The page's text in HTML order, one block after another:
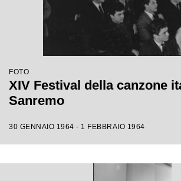
FOTO
XIV Festival della canzone
Sanremo
30 GENNAIO 1964 - 1 FEBBRAIO 1964